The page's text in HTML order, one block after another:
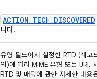
ACTION_TECH_DISCOVERED
니다.
유형 필드에서 설정한 RTD (레코
의)에 따라 MIME 유형 또는 URI.
RTD 및 매핑에 관한 자세한 내용